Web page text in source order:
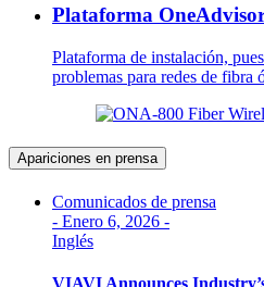
Plataforma
Plataforma de instalación,
problemas para redes de fibra
Apariciones en prensa
Comunicados de prensa
- Enero 6, 2026 -
Inglés